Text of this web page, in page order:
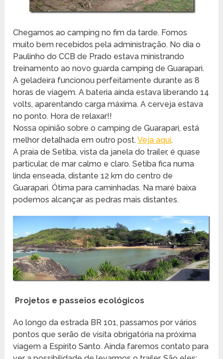
Chegamos ao camping no fim da tarde. Fomos
muito bem recebidos pela administração. No dia o
Paulinho do CCB de Prado estava ministrando
treinamento ao novo guarda camping de Guarapari.
A geladeira funcionou perfeitamente durante as 8
horas de viagem. A bateria ainda estava liberando 14
volts, aparentando carga máxima. A cerveja estava
no ponto. Hora de relaxar!!
Nossa opinião sobre o camping de Guarapari, está
melhor detalhada em outro post.Veja aqui.
A praia de Setiba, vista da janela do trailer, é quase
particular, de mar calmo e claro. Setiba fica numa
linda enseada, distante 12 km do centro de
Guarapari. Ótima para caminhadas. Na maré baixa
podemos alcançar as pedras mais distantes.
Projetos e passeios ecológicos
Ao longo da estrada BR 101, passamos por vários
pontos que serão de visita obrigatória na próxima
viagem a Espírito Santo. Ainda faremos contato para